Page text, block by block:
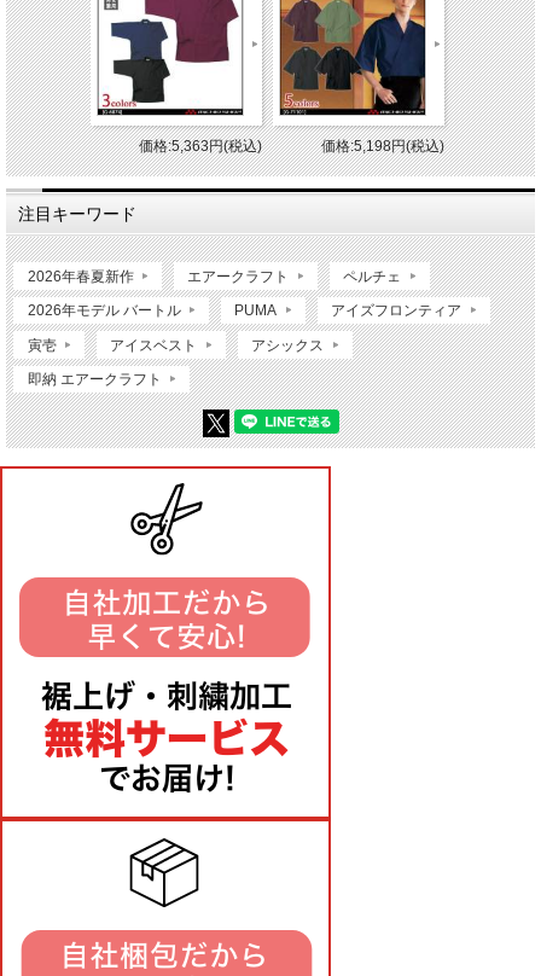
価格:5,363円(税込) 価格:5,198円(税込)
注目キーワード
2026年春夏新作 エアークラフト ペルチェ
2026年モデル バートル PUMA アイズフロンティア
寅壱 アイスベスト アシックス
即納 エアークラフト